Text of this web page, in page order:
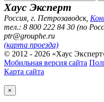
Хаус Эксперт
Россия, г. Петрозаводск,
тел.: 8 800 222 84 30 (по
ptr@grouphe.ru
(карта проезда)
© 2012 - 2026 «Хаус
Мобильная версия сайта
Карта сайта
×